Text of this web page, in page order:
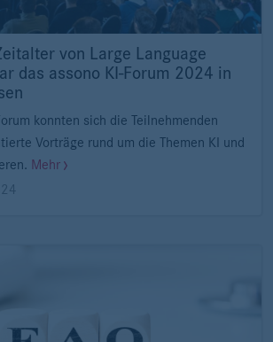
von Large Language
das assono KI-Forum 2024 in
konnten sich die Teilnehmenden
Vorträge rund um die Themen KI und
Mehr